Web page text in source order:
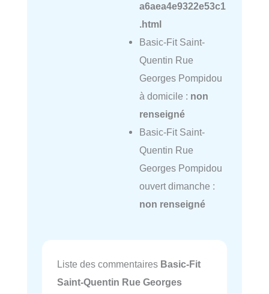
a6aea4e9322e53c1
.html
Basic-Fit Saint-
Quentin Rue
Georges Pompidou
à domicile : non
renseigné
Basic-Fit Saint-
Quentin Rue
Georges Pompidou
ouvert dimanche :
non renseigné
Liste des commentaires Basic-Fit
Saint-Quentin Rue Georges